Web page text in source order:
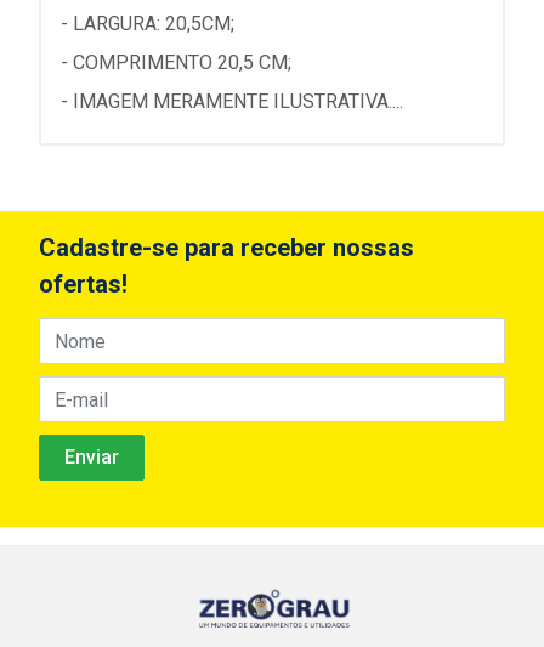
- LARGURA: 20,5CM;
- COMPRIMENTO 20,5 CM;
- IMAGEM MERAMENTE ILUSTRATIVA....
Cadastre-se para receber nossas
ofertas!